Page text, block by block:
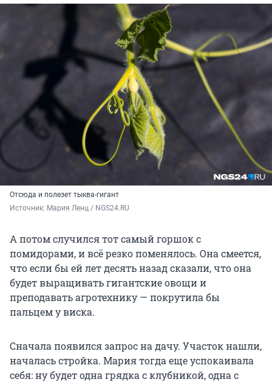
Отсюда и полезет тыква-гигант
Источник: Мария Ленц / NGS24.RU
А потом случился тот самый горшок с
помидорами, и всё резко поменялось. Она смеется,
что если бы ей лет десять назад сказали, что она
будет выращивать гигантские овощи и
преподавать агротехнику — покрутила бы
пальцем у виска.
Сначала появился запрос на дачу. Участок нашли,
началась стройка. Мария тогда еще успокаивала
себя: ну будет одна грядка с клубникой, одна с